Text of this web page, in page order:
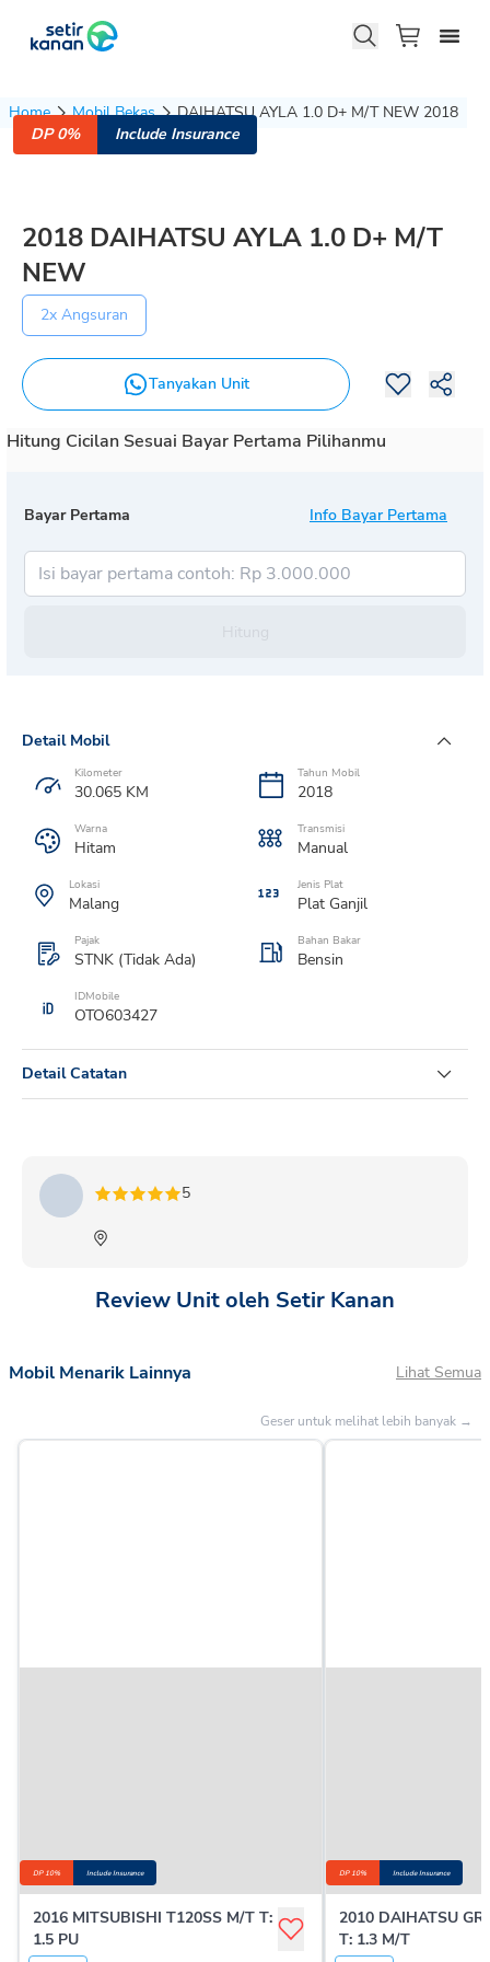
Home Mobil Bekas
DAIHATSU AYLA 1.0 D+ M/T NEW 2018
DP 0%
Include Insurance
2018 DAIHATSU AYLA 1.0 D+ M/T
NEW
2x Angsuran
Tanyakan Unit
Hitung Cicilan Sesuai Bayar Pertama Pilihanmu
Bayar Pertama Info Bayar Pertama
Detail Mobil
Kilometer
30.065 KM
Tahun Mobil
2018
Warna
Hitam
Transmisi
Manual
Lokasi
Malang
Jenis Plat
Plat Ganjil
Pajak
STNK (Tidak Ada)
Bahan Bakar
Bensin
IDMobile
OTO603427
Detail Catatan
5
Review Unit oleh Setir Kanan
Mobil Menarik Lainnya Lihat Semua
Geser untuk melihat lebih banyak →
DP 10% Include Insurance
2016 MITSUBISHI T120SS M/T T:
1.5 PU
DP 10% Include Insurance
2010 DAIHATSU
T: 1.3 M/T